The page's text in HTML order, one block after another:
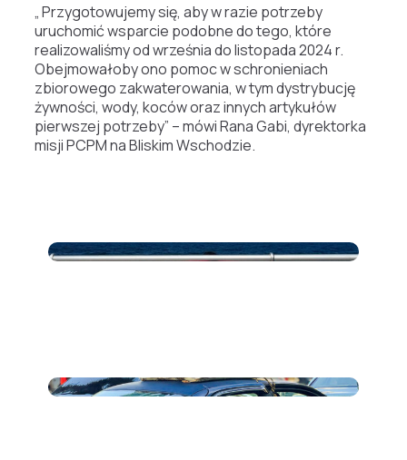
„ Przygotowujemy się, aby w razie potrzeby
uruchomić wsparcie podobne do tego, które
realizowaliśmy od września do listopada 2024 r.
Obejmowałoby ono pomoc w schronieniach
zbiorowego zakwaterowania, w tym dystrybucję
żywności, wody, koców oraz innych artykułów
pierwszej potrzeby” – mówi Rana Gabi, dyrektorka
misji PCPM na Bliskim Wschodzie.
zdj. Cendrella Azar
zdj. Cendrella Azar